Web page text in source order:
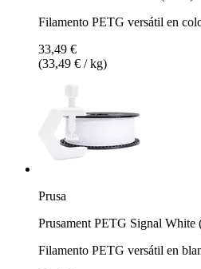
Filamento PETG versátil en
33,49 €
(33,49 € / kg)
Prusa
Prusament PETG Signal White
Filamento PETG versátil en